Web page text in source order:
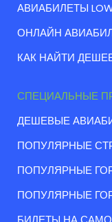
АВИАБИЛЕТЫ
ОНЛАЙН
КАК НАЙТИ
СПЕЦИАЛЬНЫЕ
ДЕШЕВЫЕ
ПОПУЛЯРНЫЕ
ПОПУЛЯРНЫЕ
ПОПУЛЯРНЫЕ